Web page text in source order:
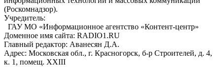
(Роскомнадзор).
Учредитель:
ГАУ МО «Информационное агентство «Контент-центр»
Доменное имя сайта: RADIO1.RU
Главный редактор: Аванесян Д.А.
Адрес: Московская обл., г. Красногорск, б-р Строителей, д. 4,
к. 1, помещ. XXIII